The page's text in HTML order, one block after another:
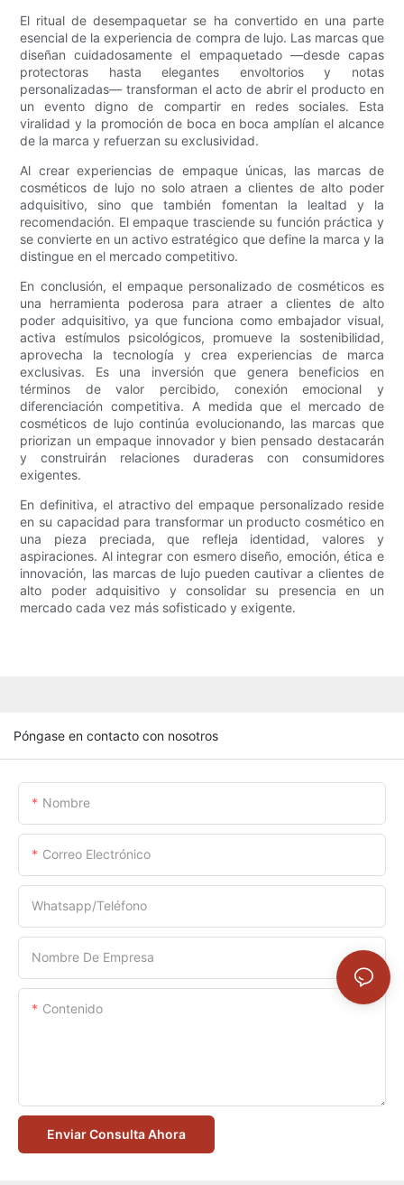
El ritual de desempaquetar se ha convertido en una parte
esencial de la experiencia de compra de lujo. Las marcas que
diseñan cuidadosamente el empaquetado —desde capas
protectoras hasta elegantes envoltorios y notas
personalizadas— transforman el acto de abrir el producto en
un evento digno de compartir en redes sociales. Esta
viralidad y la promoción de boca en boca amplían el alcance
de la marca y refuerzan su exclusividad.
Al crear experiencias de empaque únicas, las marcas de
cosméticos de lujo no solo atraen a clientes de alto poder
adquisitivo, sino que también fomentan la lealtad y la
recomendación. El empaque trasciende su función práctica y
se convierte en un activo estratégico que define la marca y la
distingue en el mercado competitivo.
En conclusión, el empaque personalizado de cosméticos es
una herramienta poderosa para atraer a clientes de alto
poder adquisitivo, ya que funciona como embajador visual,
activa estímulos psicológicos, promueve la sostenibilidad,
aprovecha la tecnología y crea experiencias de marca
exclusivas. Es una inversión que genera beneficios en
términos de valor percibido, conexión emocional y
diferenciación competitiva. A medida que el mercado de
cosméticos de lujo continúa evolucionando, las marcas que
priorizan un empaque innovador y bien pensado destacarán
y construirán relaciones duraderas con consumidores
exigentes.
En definitiva, el atractivo del empaque personalizado reside
en su capacidad para transformar un producto cosmético en
una pieza preciada, que refleja identidad, valores y
aspiraciones. Al integrar con esmero diseño, emoción, ética e
innovación, las marcas de lujo pueden cautivar a clientes de
alto poder adquisitivo y consolidar su presencia en un
mercado cada vez más sofisticado y exigente.
Póngase en contacto con nosotros
Nombre
Correo Electrónico
Whatsapp/Teléfono
Nombre De Empresa
Contenido
Enviar Consulta Ahora